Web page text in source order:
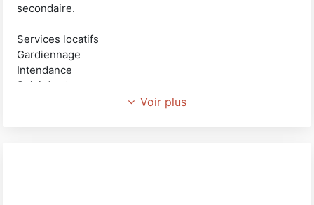
secondaire.
Services locatifs
Gardiennage
Intendance
Suivi des travaux
Voir plus